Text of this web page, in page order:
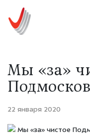
Мы «за»
22 января 2020
Мы «за» чистое